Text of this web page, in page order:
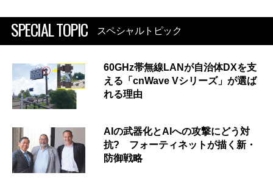
SPECIAL TOPIC スペシャルトピック
60GHz帯無線LANが自治体DXを支
える「cnWave Vシリーズ」が選ば
れる理由
AIの武器化とAIへの攻撃にどう対
抗? フォーティネットが描く新・
防御戦略